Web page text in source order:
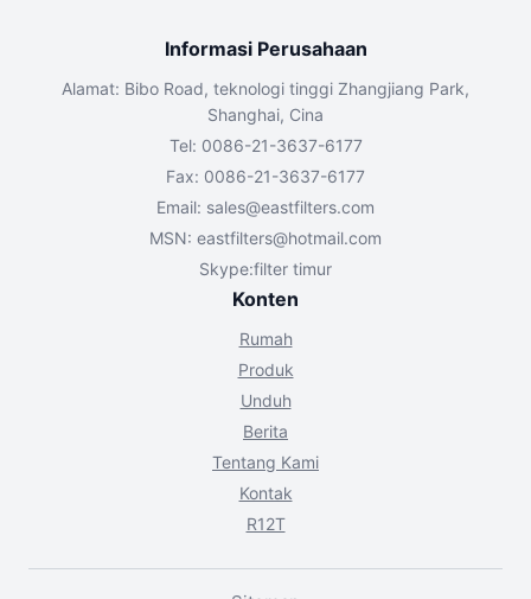
Informasi Perusahaan
Alamat: Bibo Road, teknologi tinggi Zhangjiang Park,
Shanghai, Cina
Tel: 0086-21-3637-6177
Fax: 0086-21-3637-6177
Email: sales@eastfilters.com
MSN: eastfilters@hotmail.com
Skype:filter timur
Konten
Rumah
Produk
Unduh
Berita
Tentang Kami
Kontak
R12T